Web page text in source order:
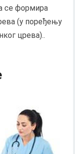
се формира
(у поређењу
црева)..